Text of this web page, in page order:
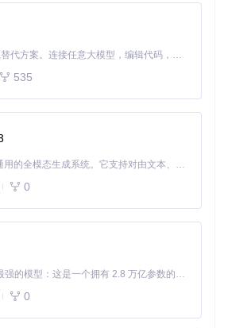
需要同时满足数据展示的复杂性和操作
示
警
系统采用TDesign后，操作失误率降低
控系统提供的专业界面布局，包含多
作控件
杂数据的清晰呈现
有限界面内清晰呈现，同时满足医疗行
Claude Code 的开源替代方案。连接任意大模型，编辑代码，运行命令，自动验证 — 全自动执行。用 Rust 构建，极致性能。 ｜ An open-source alternative to Claude Code. Connect any LLM, edit code, run commands, and verify changes — autonomously. Built in Rust for speed. Get Started
535
MiniMax H3 是一个通用的全模态生成系统。它支持对由文本、图像、视频和音频组成的多模态上下文进行统一理解，并能生成分辨率高达 2K、时长可达 15 秒的带原生立体声音频的视频。得益于面向任务泛化的系统设计，H3 在预训练阶段就已具备广泛的多模态上下文理解与生成能力，能够出色地执行复杂的多模态指令。
0
Kimi K3 是Kimi能力最强的模型：这是一个拥有 2.8 万亿参数的混合专家（MoE）模型，具备原生视觉理解能力，并支持 100 万 token 的上下文窗口。
0